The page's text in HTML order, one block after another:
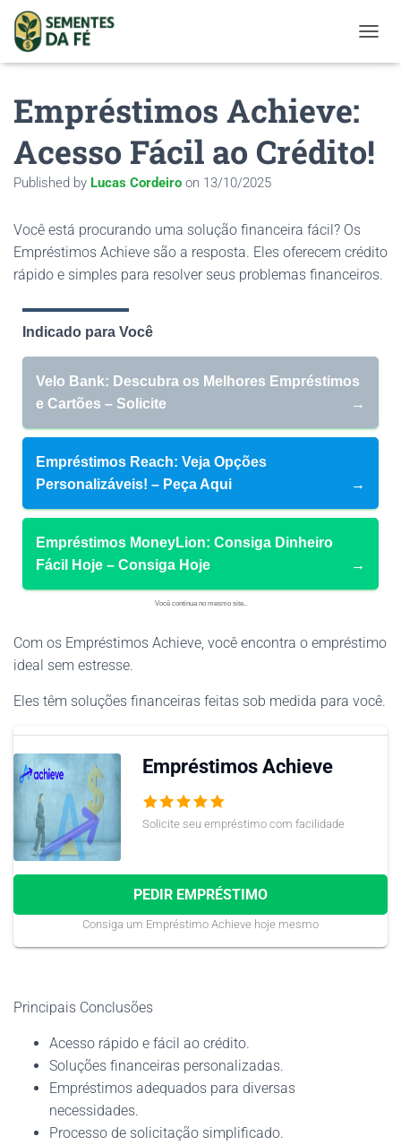
Empréstimos Achieve:
Acesso Fácil ao Crédito!
Published by Lucas Cordeiro on 13/10/2025
Você está procurando uma solução financeira fácil? Os
Empréstimos Achieve são a resposta. Eles oferecem crédito
rápido e simples para resolver seus problemas financeiros.
Indicado para Você
Velo Bank: Descubra os Melhores Empréstimos
e Cartões – Solicite
→
Empréstimos Reach: Veja Opções
Personalizáveis! – Peça Aqui
→
Empréstimos MoneyLion: Consiga Dinheiro
Fácil Hoje – Consiga Hoje
→
Você continua no mesmo site..
Com os Empréstimos Achieve, você encontra o empréstimo
ideal sem estresse.
Eles têm soluções financeiras feitas sob medida para você.
Empréstimos Achieve
Solicite seu empréstimo com facilidade
PEDIR EMPRÉSTIMO
Consiga um Empréstimo Achieve hoje mesmo
Principais Conclusões
Acesso rápido e fácil ao crédito.
Soluções financeiras personalizadas.
Empréstimos adequados para diversas
necessidades.
Processo de solicitação simplificado.